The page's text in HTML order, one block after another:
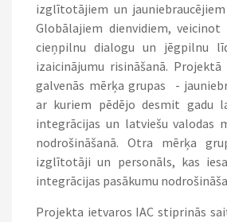
izglītotājiem un
Globālajiem dienvidiem,
cieņpilnu dialogu un jēgpilnu
izaicinājumu risināšanā.
galvenās mērķa grupas -
ar kuriem pēdējo desmit gadu
integrācijas un latviešu valodas
nodrošināšanā. Otra mērķa
izglītotāji un personāls, kas
integrācijas pasākumu
Projekta ietvaros IAC stiprinās